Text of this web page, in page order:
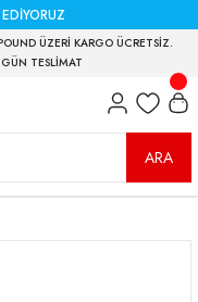
ÜZERİ KARGO ÜCRETSİZ.
TESLİMAT
ARA